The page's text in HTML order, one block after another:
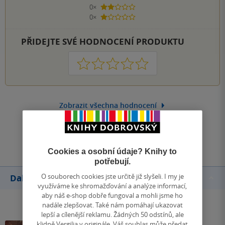
0×
2 hvězdičky
0×
1 hvezdička
PŘIDEJTE SVÉ HODNOCENÍ PRODUKTU
1 2 3 4 5
Zobrazit všechna hodnocení
Přidat hodnocení
Další knihy autora
Cookies a osobní údaje? Knihy to
potřebují.
O souborech cookies jste určitě již slyšeli. I my je
využíváme ke shromažďování a analýze informací,
aby náš e-shop dobře fungoval a mohli jsme ho
nadále zlepšovat. Také nám pomáhají ukazovat
lepší a cílenější reklamu. Žádných 50 odstínů, ale